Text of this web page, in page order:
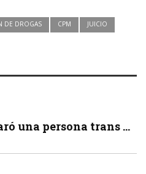
DE DROGAS CPM
JUICIO
una persona trans ...